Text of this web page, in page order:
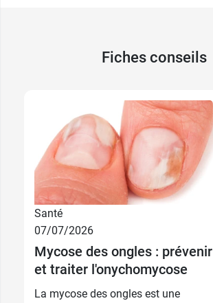
Fiches conseils
Santé
07/07/2026
Mycose des ongles : prévenir
et traiter l'onychomycose
La mycose des ongles est une